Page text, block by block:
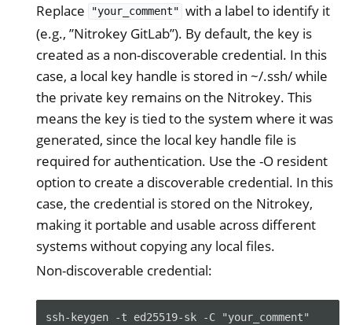
Replace
"your_comment" with a label to identify it
(e.g., ”Nitrokey GitLab”). By default, the key is
created as a non-discoverable credential. In this
case, a local key handle is stored in ~/.ssh/ while
the private key remains on the Nitrokey. This
means the key is tied to the system where it was
generated, since the local key handle file is
required for authentication. Use the -O resident
option to create a discoverable credential. In this
case, the credential is stored on the Nitrokey,
making it portable and usable across different
systems without copying any local files.
Non-discoverable credential:
ssh-keygen -t ed25519-sk -C "your_comment"